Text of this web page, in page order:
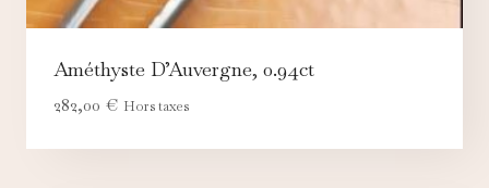
Améthyste D’Auvergne, 0.94ct
282,00 € Hors taxes